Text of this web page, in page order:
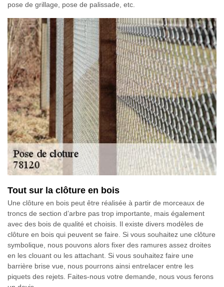
pose de grillage, pose de palissade, etc.
Tout sur la clôture en bois
Une clôture en bois peut être réalisée à partir de morceaux de
troncs de section d’arbre pas trop importante, mais également
avec des bois de qualité et choisis. Il existe divers modèles de
clôture en bois qui peuvent se faire. Si vous souhaitez une clôture
symbolique, nous pouvons alors fixer des ramures assez droites
en les clouant ou les attachant. Si vous souhaitez faire une
barrière brise vue, nous pourrons ainsi entrelacer entre les
piquets des rejets. Faites-nous votre demande, nous vous ferons